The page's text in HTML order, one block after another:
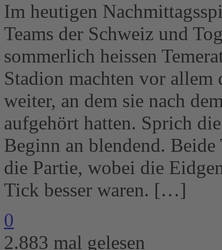
Im heutigen
Teams der Schweiz und
sommerlich heissen
Stadion machten vor allem
weiter, an dem sie nach
aufgehört hatten. Sprich
Beginn an blendend.
die Partie, wobei die
Tick besser waren. […]
0
2.883 mal gelesen